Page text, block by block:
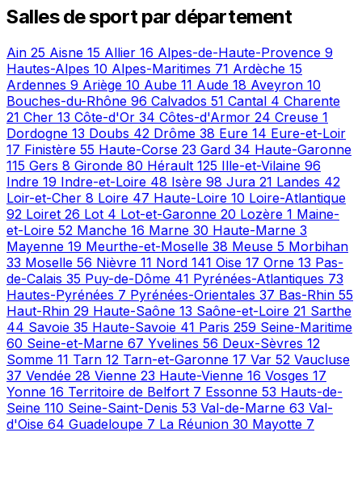
Salles de sport par département
Ain 25 Aisne 15 Allier 16 Alpes-de-Haute-Provence 9
Hautes-Alpes 10 Alpes-Maritimes 71 Ardèche 15
Ardennes 9 Ariège 10 Aube 11 Aude 18 Aveyron 10
Bouches-du-Rhône 96 Calvados 51 Cantal 4 Charente
21 Cher 13 Côte-d'Or 34 Côtes-d'Armor 24 Creuse 1
Dordogne 13 Doubs 42 Drôme 38 Eure 14 Eure-et-Loir
17 Finistère 55 Haute-Corse 23 Gard 34 Haute-Garonne
115 Gers 8 Gironde 80 Hérault 125 Ille-et-Vilaine 96
Indre 19 Indre-et-Loire 48 Isère 98 Jura 21 Landes 42
Loir-et-Cher 8 Loire 47 Haute-Loire 10 Loire-Atlantique
92 Loiret 26 Lot 4 Lot-et-Garonne 20 Lozère 1 Maine-
et-Loire 52 Manche 16 Marne 30 Haute-Marne 3
Mayenne 19 Meurthe-et-Moselle 38 Meuse 5 Morbihan
33 Moselle 56 Nièvre 11 Nord 141 Oise 17 Orne 13 Pas-
de-Calais 35 Puy-de-Dôme 41 Pyrénées-Atlantiques 73
Hautes-Pyrénées 7 Pyrénées-Orientales 37 Bas-Rhin 55
Haut-Rhin 29 Haute-Saône 13 Saône-et-Loire 21 Sarthe
44 Savoie 35 Haute-Savoie 41 Paris 259 Seine-Maritime
60 Seine-et-Marne 67 Yvelines 56 Deux-Sèvres 12
Somme 11 Tarn 12 Tarn-et-Garonne 17 Var 52 Vaucluse
37 Vendée 28 Vienne 23 Haute-Vienne 16 Vosges 17
Yonne 16 Territoire de Belfort 7 Essonne 53 Hauts-de-
Seine 110 Seine-Saint-Denis 53 Val-de-Marne 63 Val-
d'Oise 64 Guadeloupe 7 La Réunion 30 Mayotte 7